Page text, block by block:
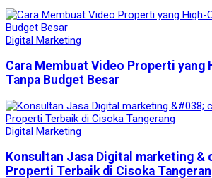
Digital Marketing
Cara Membuat Video Properti yang
Tanpa Budget Besar
Digital Marketing
Konsultan Jasa Digital marketing &
Properti Terbaik di Cisoka